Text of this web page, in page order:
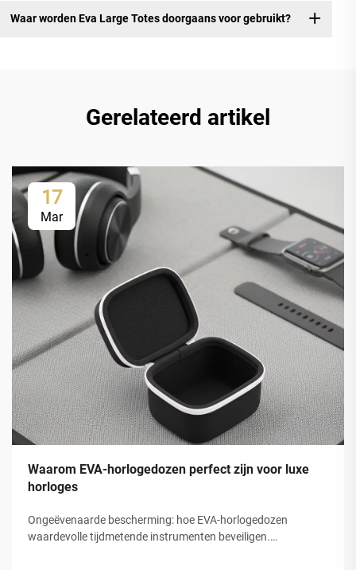
Waar worden Eva Large Totes doorgaans voor gebruikt?
Gerelateerd artikel
17
Mar
Waarom EVA-horlogedozen perfect zijn voor luxe
horloges
Ongeëvenaarde bescherming: hoe EVA-horlogedozen
waardevolle tijdmetende instrumenten beveiligen.